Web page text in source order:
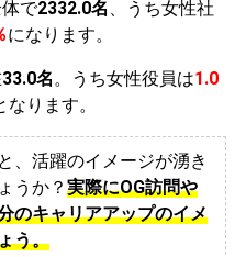
で2332.0名 、うち女性社
になります。
33.0名。うち女性役員は1.0
なります。
、活躍のイメージが湧き
うか？ 実際にOG訪問や
のキャリアアップのイメ
う。